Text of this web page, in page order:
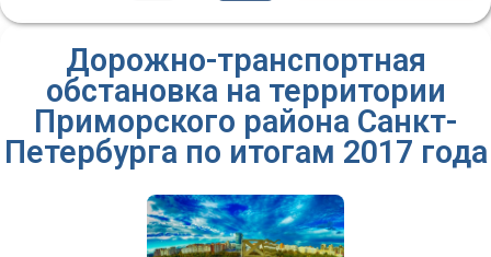
Дорожно-транспортная
обстановка на территории
Приморского района Санкт-
Петербурга по итогам 2017 года